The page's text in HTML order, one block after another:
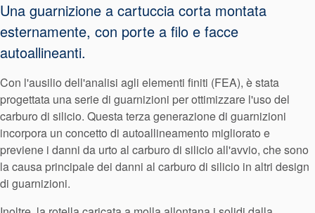
Sistema di
supporto per
guarnizioni
Una guarnizione a cartuccia corta montata
esternamente, con porte a filo e facce
autoallineanti.
Con l'ausilio dell'analisi agli elementi finiti (FEA), è stata
progettata una serie di guarnizioni per ottimizzare l'uso del
carburo di silicio. Questa terza generazione di guarnizioni
incorpora un concetto di autoallineamento migliorato e
previene i danni da urto al carburo di silicio all'avvio, che sono
la causa principale dei danni al carburo di silicio in altri design
di guarnizioni.